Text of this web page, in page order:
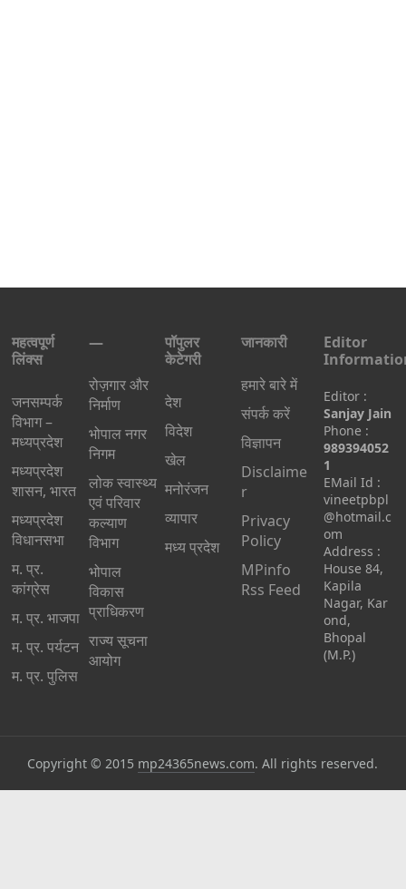
महत्वपूर्ण
लिंक्स
जनसम्पर्क
विभाग –
मध्यप्रदेश
मध्यप्रदेश
शासन, भारत
मध्‍यप्रदेश
विधानसभा
म. प्र.
कांग्रेस
म. प्र. भाजपा
म. प्र. पर्यटन
म. प्र. पुलिस
—
रोज़गार और
निर्माण
भोपाल नगर
निगम
लोक स्वास्थ्य
एवं परिवार
कल्याण
विभाग
भोपाल
विकास
प्राधिकरण
राज्य सूचना
आयोग
पॉपुलर
केटेगरी
देश
विदेश
खेल
मनोरंजन
व्यापार
मध्य प्रदेश
जानकारी
हमारे बारे में
संपर्क करें
विज्ञापन
Disclaime
r
Privacy
Policy
MPinfo
Rss Feed
Editor
Editor :
Sanjay Jain
Phone :
989394052
1
EMail Id :
vineetpbpl
@hotmail.c
om
Address :
House 84,
Kapila
Nagar, Kar
ond,
Bhopal
(M.P.)
Copyright © 2015 mp24365news.com. All rights reserved.